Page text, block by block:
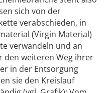
sich von der
verabschieden, in
(Virgin Material)
verwandeln und an
den weiteren Weg ihrer
in der Entsorgung
sie den Kreislauf